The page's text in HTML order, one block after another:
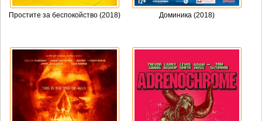
Простите за беспокойство (2018) Доминика (2018)